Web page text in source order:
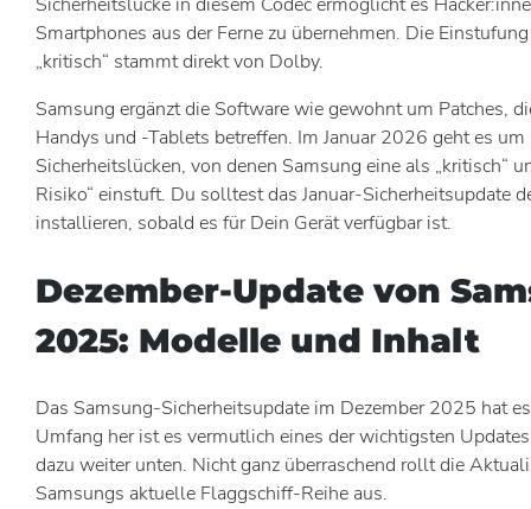
Smartphones aus der Ferne zu übernehmen. Die
„kritisch“ stammt direkt von Dolby.
Samsung ergänzt die Software wie gewohnt um Patches,
Handys und -Tablets betreffen. Im Januar 2026 geht es
Sicherheitslücken, von denen Samsung eine als „kritisch“
Risiko“ einstuft. Du solltest das Januar-Sicherheitsupdate
installieren, sobald es für Dein Gerät verfügbar ist.
Dezember-Update von
2025: Modelle und Inhalt
Das Samsung-Sicherheitsupdate im Dezember 2025 hat
Umfang her ist es vermutlich eines der wichtigsten
dazu weiter unten. Nicht ganz überraschend rollt die
Samsungs aktuelle Flaggschiff-Reihe aus.